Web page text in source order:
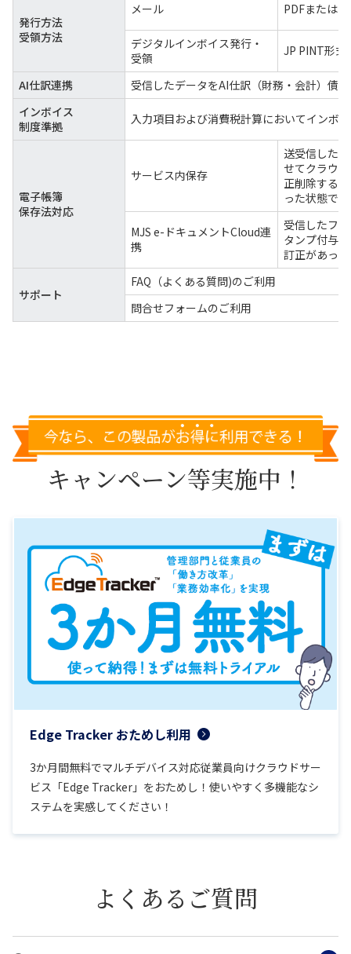
発行方法
受領方法
メール PDFまたは
デジタルインボイス発行・
受領
JP PINT形式
AI仕訳連携
受信したデータをAI仕訳（財務・会計）債
インボイス
制度準拠
入力項目および消費税計算においてインボ
電子帳簿
保存法対応
サービス内保存
送受信した
せてクラウ
正削除する
った状態で
MJS e-ドキュメントCloud連
携
受信したフ
タンプ付与
訂正があっ
サポート
FAQ（よくある質問)のご利用
問合せフォームのご利用
キャンペーン等実施中！
Edge Tracker おためし利用
3か月間無料でマルチデバイス対応従業員向けクラウドサー
ビス「Edge Tracker」をおためし！使いやすく多機能なシ
ステムを実感してください！
よくあるご質問